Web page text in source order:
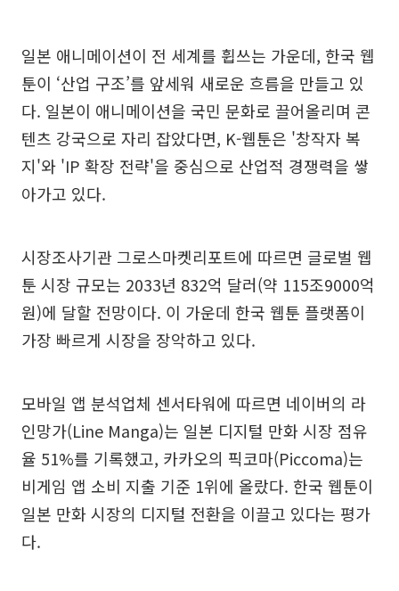
일본 애니메이션이 전 세계를 휩쓰는 가운데, 한국 웹
툰이 ‘산업 구조’를 앞세워 새로운 흐름을 만들고 있
다. 일본이 애니메이션을 국민 문화로 끌어올리며 콘
텐츠 강국으로 자리 잡았다면, K-웹툰은 '창작자 복
지'와 'IP 확장 전략'을 중심으로 산업적 경쟁력을 쌓
아가고 있다.
시장조사기관 그로스마켓리포트에 따르면 글로벌 웹
툰 시장 규모는 2033년 832억 달러(약 115조9000억
원)에 달할 전망이다. 이 가운데 한국 웹툰 플랫폼이
가장 빠르게 시장을 장악하고 있다.
모바일 앱 분석업체 센서타워에 따르면 네이버의 라
인망가(Line Manga)는 일본 디지털 만화 시장 점유
율 51%를 기록했고, 카카오의 픽코마(Piccoma)는
비게임 앱 소비 지출 기준 1위에 올랐다. 한국 웹툰이
일본 만화 시장의 디지털 전환을 이끌고 있다는 평가
다.